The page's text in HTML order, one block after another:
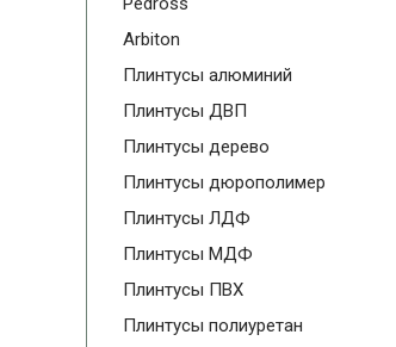
Arbiton
Плинтусы алюминий
Плинтусы ДВП
Плинтусы дерево
Плинтусы дюрополимер
Плинтусы ЛДФ
Плинтусы МДФ
Плинтусы ПВХ
Плинтусы полиуретан